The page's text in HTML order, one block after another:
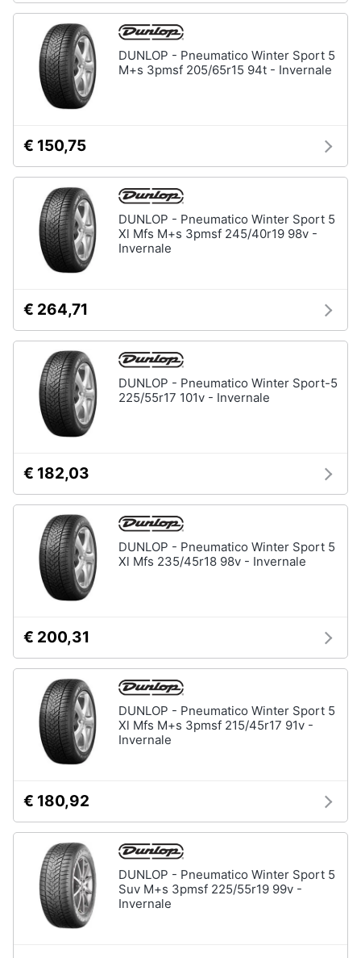
DUNLOP - Pneumatico Winter Sport 5
M+s 3pmsf 205/65r15 94t - Invernale
€ 150,75
DUNLOP - Pneumatico Winter Sport 5
Xl Mfs M+s 3pmsf 245/40r19 98v -
Invernale
€ 264,71
DUNLOP - Pneumatico Winter Sport-5
225/55r17 101v - Invernale
€ 182,03
DUNLOP - Pneumatico Winter Sport 5
Xl Mfs 235/45r18 98v - Invernale
€ 200,31
DUNLOP - Pneumatico Winter Sport 5
Xl Mfs M+s 3pmsf 215/45r17 91v -
Invernale
€ 180,92
DUNLOP - Pneumatico Winter Sport 5
Suv M+s 3pmsf 225/55r19 99v -
Invernale